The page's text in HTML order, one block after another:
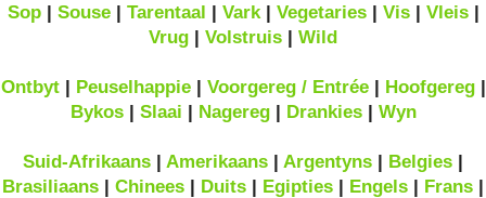
Sop| Souse| Tarentaal | Vark| Vegetaries| Vis| Vleis|
Vrug | Volstruis | Wild
Ontbyt| Peuselhappie| Voorgereg / Entrée| Hoofgereg|
Bykos| Slaai | Nagereg| Drankies| Wyn
Suid-Afrikaans | Amerikaans | Argentyns | Belgies |
Brasiliaans | Chinees | Duits | Egipties | Engels | Frans |